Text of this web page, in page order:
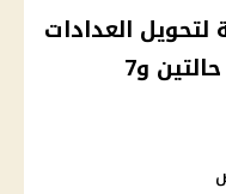
لتحويل العدادات
الكودية إلى قانونية وتحدد حالتين و7